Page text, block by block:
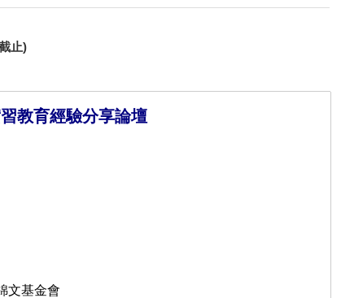
止)
教育經驗分享論壇
基金會